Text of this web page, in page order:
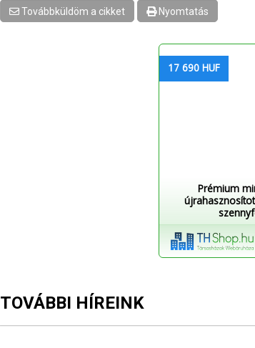
Továbbküldöm a cikket Nyomtatás
17 690 HUF
Prémium
TOVÁBBI HÍREINK